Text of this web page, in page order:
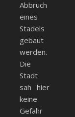
Abbruch
eines
Stadels
gebaut
werden.
Die
Stadt
sah hier
keine
Gefahr